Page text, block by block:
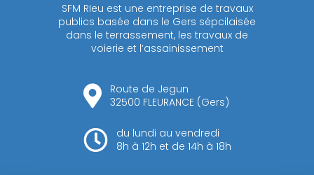
SFM RIeu est une entreprise de travaux
publics basée dans le Gers sépcilaisée
dans le terrassement, les travaux de
voierie et l’assainissement
Route de Jegun
32500 FLEURANCE (Gers)
du lundi au vendredi
8h à 12h et de 14h à 18h